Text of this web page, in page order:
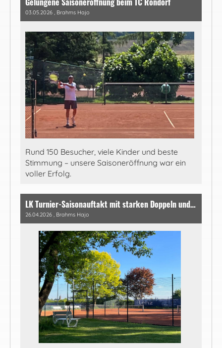
03.05.2026 , Brahms Hajo
Rund 150 Besucher, viele Kinder und beste
Stimmung – unsere Saisoneröffnung war ein
voller Erfolg.
LK Turnier-Saisonauftakt mit starken Doppeln und bester Stimmung
26.04.2026 , Brahms Hajo